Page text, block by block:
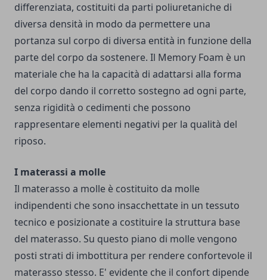
differenziata, costituiti da parti poliuretaniche di
diversa densità in modo da permettere una
portanza sul corpo di diversa entità in funzione della
parte del corpo da sostenere. Il Memory Foam è un
materiale che ha la capacità di adattarsi alla forma
del corpo dando il corretto sostegno ad ogni parte,
senza rigidità o cedimenti che possono
rappresentare elementi negativi per la qualità del
riposo.
I materassi a molle
Il materasso a molle è costituito da molle
indipendenti che sono insacchettate in un tessuto
tecnico e posizionate a costituire la struttura base
del materasso. Su questo piano di molle vengono
posti strati di imbottitura per rendere confortevole il
materasso stesso. E' evidente che il confort dipende